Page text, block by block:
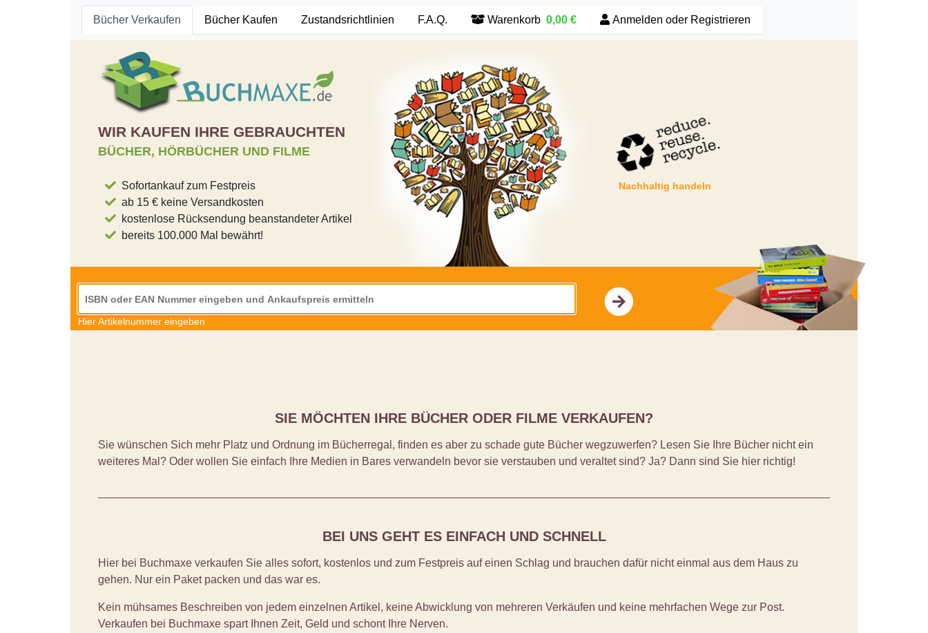
Bücher Verkaufen Bücher Kaufen Zustandsrichtlinien F.A.Q. Warenkorb 0,00 € Anmelden oder Registrieren
WIR KAUFEN IHRE GEBRAUCHTEN
BÜCHER, HÖRBÜCHER UND FILME
Sofortankauf zum Festpreis
ab 15 € keine Versandkosten
kostenlose Rücksendung beanstandeter Artikel
bereits 100.000 Mal bewährt!
Nachhaltig handeln
Hier Artikelnummer eingeben
SIE MÖCHTEN IHRE BÜCHER ODER FILME VERKAUFEN?
Sie wünschen Sich mehr Platz und Ordnung im Bücherregal, finden es aber zu schade gute Bücher wegzuwerfen? Lesen Sie Ihre Bücher nicht ein
weiteres Mal? Oder wollen Sie einfach Ihre Medien in Bares verwandeln bevor sie verstauben und veraltet sind? Ja? Dann sind Sie hier richtig!
BEI UNS GEHT ES EINFACH UND SCHNELL
Hier bei Buchmaxe verkaufen Sie alles sofort, kostenlos und zum Festpreis auf einen Schlag und brauchen dafür nicht einmal aus dem Haus zu
gehen. Nur ein Paket packen und das war es.
Kein mühsames Beschreiben von jedem einzelnen Artikel, keine Abwicklung von mehreren Verkäufen und keine mehrfachen Wege zur Post.
Verkaufen bei Buchmaxe spart Ihnen Zeit, Geld und schont Ihre Nerven.